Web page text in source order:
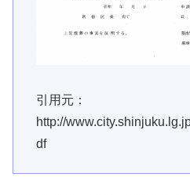
引用元：
http://
df